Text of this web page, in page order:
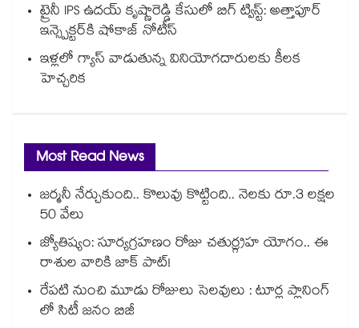
ట్రైనీ IPS ఉదయ్ కృష్ణారెడ్డి కేసులో బిగ్ ట్విస్ట్: అత్తాపూర్
ఇన్స్పెక్టర్‎కి షోకాజ్ నోటీస్
ఇళ్లలో గ్యాస్ వాడుతున్న వినియోగదారులకు కీలక
హెచ్చరిక
Most Read News
జర్మనీ నేర్చుకుంది.. కొలువు కొట్టింది.. నెలకు రూ.3 లక్షల
50 వేలు
జ్యోతిష్యం: సూర్యగ్రహణం రోజు చతుర్గ్రహ యోగం.. ఈ
రాశుల వారికి జాక్ పాట్!
రేపటి నుంచి మూడు రోజులు సెలవులు : టూర్ల ప్లానింగ్
లో సిటీ జనం బిజీ